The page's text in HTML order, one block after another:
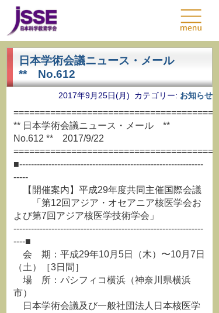
日本学術会議ニュース・メール
** No.612
2017年9月25日(月) カテゴリー: お知らせ
** 日本学術会議ニュース・メール **
No.612 ** 2017/9/22
■---------------------------------------------------------------
-----
【開催案内】平成29年度共同主催国際会議
「第12回アジア・オセアニア核医学会お
よび第7回アジア核医学技術学会」
-----------------------------------------------------------------
----■
会 期：平成29年10月5日（木）〜10月7日
（土）［3日間］
場 所：パシフィコ横浜（神奈川県横浜
市）
日本学術会議及び一般社団法人日本核医学